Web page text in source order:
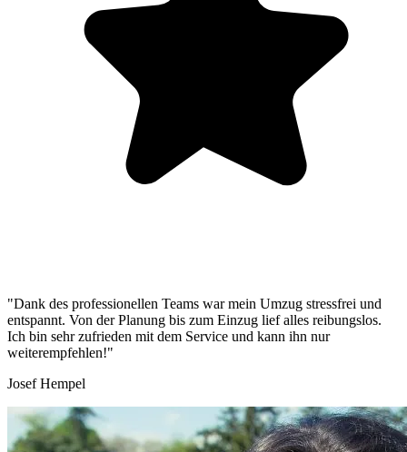
"Dank des professionellen Teams war mein Umzug stressfrei und
entspannt. Von der Planung bis zum Einzug lief alles reibungslos.
Ich bin sehr zufrieden mit dem Service und kann ihn nur
weiterempfehlen!"
Josef Hempel